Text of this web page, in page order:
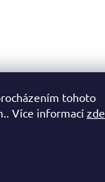
tohoto
Více informací zde